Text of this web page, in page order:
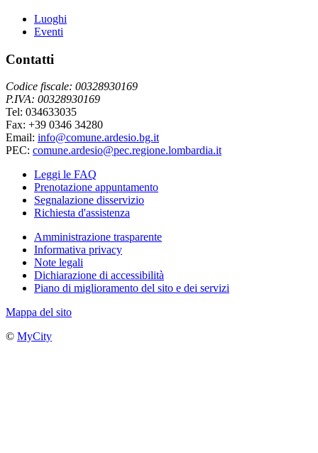
Luoghi
Eventi
Contatti
Codice fiscale: 00328930169
P.IVA: 00328930169
Tel: 034633035
Fax: +39 0346 34280
Email: info@comune.ardesio.bg.it
PEC: comune.ardesio@pec.regione.lombardia.it
Leggi le FAQ
Prenotazione appuntamento
Segnalazione disservizio
Richiesta d'assistenza
Amministrazione trasparente
Informativa privacy
Note legali
Dichiarazione di accessibilità
Piano di miglioramento del sito e dei servizi
Mappa del sito
© MyCity